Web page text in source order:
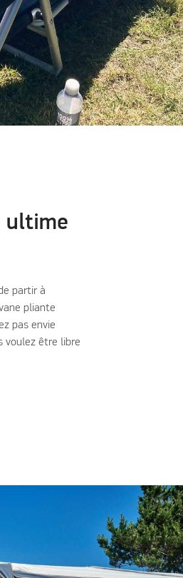
ultime
partir à
pliante
pas envie
voulez être libre